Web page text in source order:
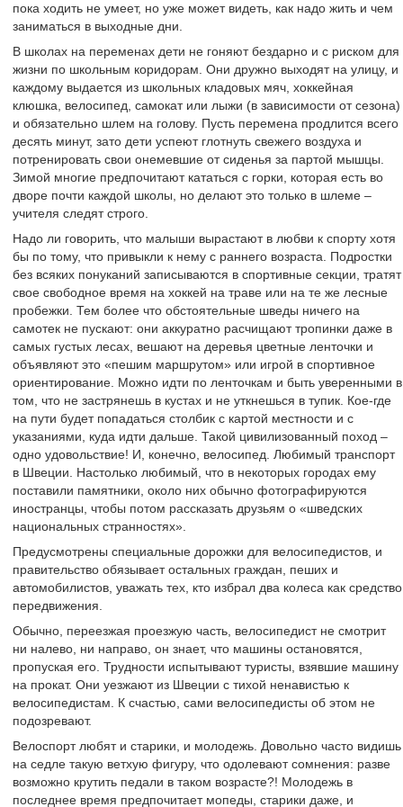
пока ходить не умеет, но уже может видеть, как надо жить и чем
заниматься в выходные дни.
В школах на переменах дети не гоняют бездарно и с риском для
жизни по школьным коридорам. Они дружно выходят на улицу, и
каждому выдается из школьных кладовых мяч, хоккейная
клюшка, велосипед, самокат или лыжи (в зависимости от сезона)
и обязательно шлем на голову. Пусть перемена продлится всего
десять минут, зато дети успеют глотнуть свежего воздуха и
потренировать свои онемевшие от сиденья за партой мышцы.
Зимой многие предпочитают кататься с горки, которая есть во
дворе почти каждой школы, но делают это только в шлеме –
учителя следят строго.
Надо ли говорить, что малыши вырастают в любви к спорту хотя
бы по тому, что привыкли к нему с раннего возраста. Подростки
без всяких понуканий записываются в спортивные секции, тратят
свое свободное время на хоккей на траве или на те же лесные
пробежки. Тем более что обстоятельные шведы ничего на
самотек не пускают: они аккуратно расчищают тропинки даже в
самых густых лесах, вешают на деревья цветные ленточки и
объявляют это «пешим маршрутом» или игрой в спортивное
ориентирование. Можно идти по ленточкам и быть уверенными в
том, что не застрянешь в кустах и не уткнешься в тупик. Кое-где
на пути будет попадаться столбик с картой местности и с
указаниями, куда идти дальше. Такой цивилизованный поход –
одно удовольствие! И, конечно, велосипед. Любимый транспорт
в Швеции. Настолько любимый, что в некоторых городах ему
поставили памятники, около них обычно фотографируются
иностранцы, чтобы потом рассказать друзьям о «шведских
национальных странностях».
Предусмотрены специальные дорожки для велосипедистов, и
правительство обязывает остальных граждан, пеших и
автомобилистов, уважать тех, кто избрал два колеса как средство
передвижения.
Обычно, переезжая проезжую часть, велосипедист не смотрит
ни налево, ни направо, он знает, что машины остановятся,
пропуская его. Трудности испытывают туристы, взявшие машину
на прокат. Они уезжают из Швеции с тихой ненавистью к
велосипедистам. К счастью, сами велосипедисты об этом не
подозревают.
Велоспорт любят и старики, и молодежь. Довольно часто видишь
на седле такую ветхую фигуру, что одолевают сомнения: разве
возможно крутить педали в таком возрасте?! Молодежь в
последнее время предпочитает мопеды, старики даже, и